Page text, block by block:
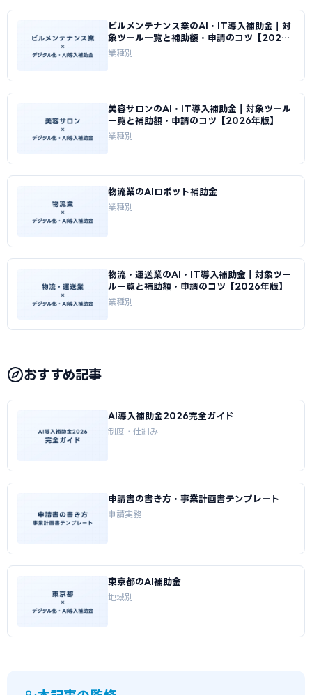
ビルメンテナンス業のAI・IT導入補助金｜対
象ツール一覧と補助額・申請のコツ【2026
年版】
業種別
美容サロンのAI・IT導入補助金｜対象ツール
一覧と補助額・申請のコツ【2026年版】
業種別
物流業のAIロボット補助金
業種別
物流・運送業のAI・IT導入補助金｜対象ツー
ル一覧と補助額・申請のコツ【2026年版】
業種別
おすすめ記事
AI導入補助金2026完全ガイド
制度・仕組み
申請書の書き方・事業計画書テンプレート
申請実務
東京都のAI補助金
地域別